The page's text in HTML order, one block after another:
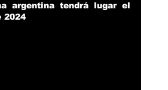
argentina tendrá lugar el
2024